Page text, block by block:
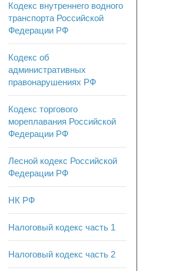
Кодекс внутреннего водного
транспорта Российской
Федерации РФ
Кодекс об
административных
правонарушениях РФ
Кодекс торгового
мореплавания Российской
Федерации РФ
Лесной кодекс Российской
Федерации РФ
НК РФ
Налоговый кодекс часть 1
Налоговый кодекс часть 2